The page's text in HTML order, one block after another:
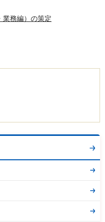
業務編）の策定